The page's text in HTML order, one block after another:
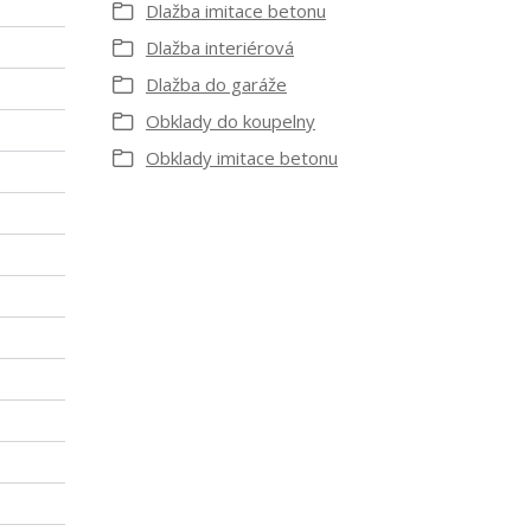
Dlažba imitace betonu
Dlažba interiérová
Dlažba do garáže
Obklady do koupelny
Obklady imitace betonu